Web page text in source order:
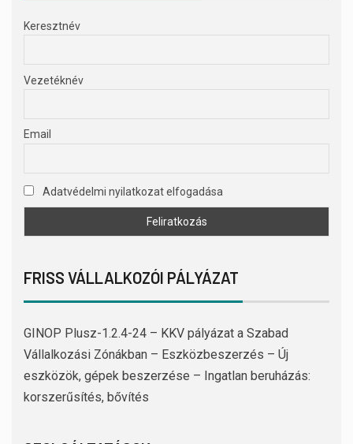
Keresztnév
Vezetéknév
Email
Adatvédelmi nyilatkozat elfogadása
FRISS VÁLLALKOZÓI PÁLYÁZAT
GINOP Plusz-1.2.4-24 – KKV pályázat a Szabad
Vállalkozási Zónákban – Eszközbeszerzés – Új
eszközök, gépek beszerzése – Ingatlan beruházás:
korszerűsítés, bővítés